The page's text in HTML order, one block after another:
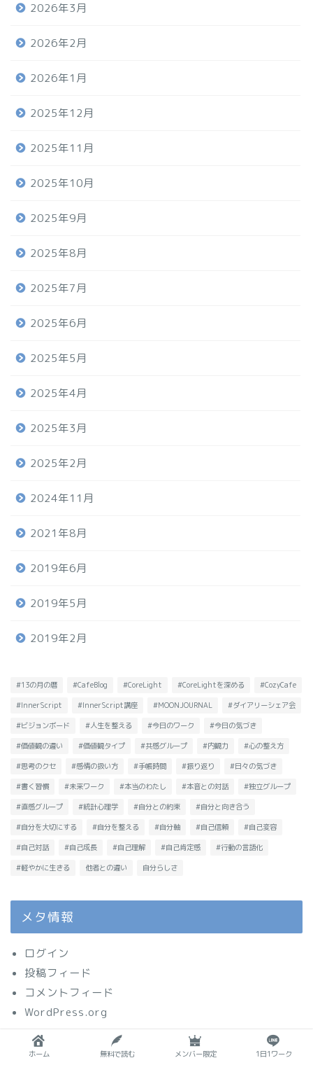
2026年3月
2026年2月
2026年1月
2025年12月
2025年11月
2025年10月
2025年9月
2025年8月
2025年7月
2025年6月
2025年5月
2025年4月
2025年3月
2025年2月
2024年11月
2021年8月
2019年6月
2019年5月
2019年2月
#13の月の暦 #CafeBlog #CoreLight #CoreLightを深める #CozyCafe
#InnerScript #InnerScript講座 #MOONJOURNAL #ダイアリーシェア会
#ビジョンボード #人生を整える #今日のワーク #今日の気づき
#価値観の違い #価値観タイプ #共感グループ #内観力 #心の整え方
#思考のクセ #感情の扱い方 #手帳時間 #振り返り #日々の気づき
#書く習慣 #未来ワーク #本当のわたし #本音との対話 #独立グループ
#直感グループ #統計心理学 #自分との約束 #自分と向き合う
#自分を大切にする #自分を整える #自分軸 #自己信頼 #自己変容
#自己対話 #自己成長 #自己理解 #自己肯定感 #行動の言語化
#軽やかに生きる 他者との違い 自分らしさ
メタ情報
ログイン
投稿フィード
コメントフィード
WordPress.org
プライバシーポリシー 免責事項
ホーム 無料で読む メンバー限定 1日1ワーク